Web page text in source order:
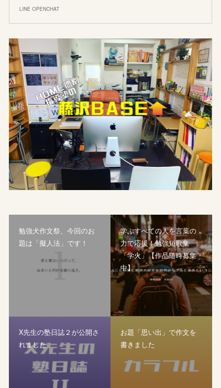
LINE OPENCHAT
勉強犬作文祭、今回のお
題は「擬人法」です！
学ぶすべての人を言葉の
力で応援！勉強短歌集
「学火」【作品随時募集
中】
X先生の塾日誌２が公開さ
れました
お題「思い出」で作文を
書きました